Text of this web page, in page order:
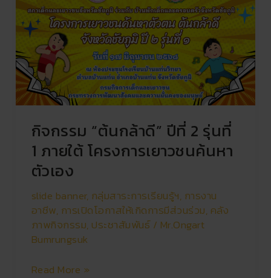
กิจกรรม “ต้นกล้าดี” ปีที่ 2 รุ่นที่
1 ภายใต้ โครงการเยาวชนค้นหา
ตัวเอง
slide banner, กลุ่มสาระการเรียนรู้ฯ, การงาน
อาชีพ, การเปิดโอกาสให้เกิดการมีส่วนร่วม, คลัง
ภาพกิจกรรม, ประชาสัมพันธ์/ Mr.Ongart
Bumrungsuk
กล้า
ดี”
ปี
ที่
2
รุ่น
ที่
ภาย
ใต้
โครงการ
เยาวชน
ค้นหา
ตัว
เอง
Read More »